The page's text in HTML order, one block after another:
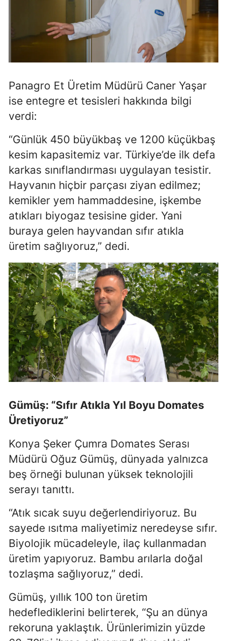
Panagro Et Üretim Müdürü Caner Yaşar
ise entegre et tesisleri hakkında bilgi
verdi:
“Günlük 450 büyükbaş ve 1200 küçükbaş
kesim kapasitemiz var. Türkiye’de ilk defa
karkas sınıflandırması uygulayan tesistir.
Hayvanın hiçbir parçası ziyan edilmez;
kemikler yem hammaddesine, işkembe
atıkları biyogaz tesisine gider. Yani
buraya gelen hayvandan sıfır atıkla
üretim sağlıyoruz,” dedi.
Gümüş: “Sıfır Atıkla Yıl Boyu Domates
Üretiyoruz”
Konya Şeker Çumra Domates Serası
Müdürü Oğuz Gümüş, dünyada yalnızca
beş örneği bulunan yüksek teknolojili
serayı tanıttı.
“Atık sıcak suyu değerlendiriyoruz. Bu
sayede ısıtma maliyetimiz neredeyse sıfır.
Biyolojik mücadeleyle, ilaç kullanmadan
üretim yapıyoruz. Bambu arılarla doğal
tozlaşma sağlıyoruz,” dedi.
Gümüş, yıllık 100 ton üretim
hedeflediklerini belirterek, “Şu an dünya
rekoruna yaklaştık. Ürünlerimizin yüzde